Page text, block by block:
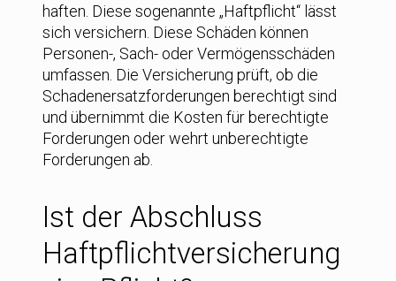
haften. Diese sogenannte „Haftpflicht“ lässt
sich versichern. Diese Schäden können
Personen-, Sach- oder Vermögensschäden
umfassen. Die Versicherung prüft, ob die
Schadenersatzforderungen berechtigt sind
und übernimmt die Kosten für berechtigte
Forderungen oder wehrt unberechtigte
Forderungen ab.
Ist der Abschluss
Haftpflicht­versicherung